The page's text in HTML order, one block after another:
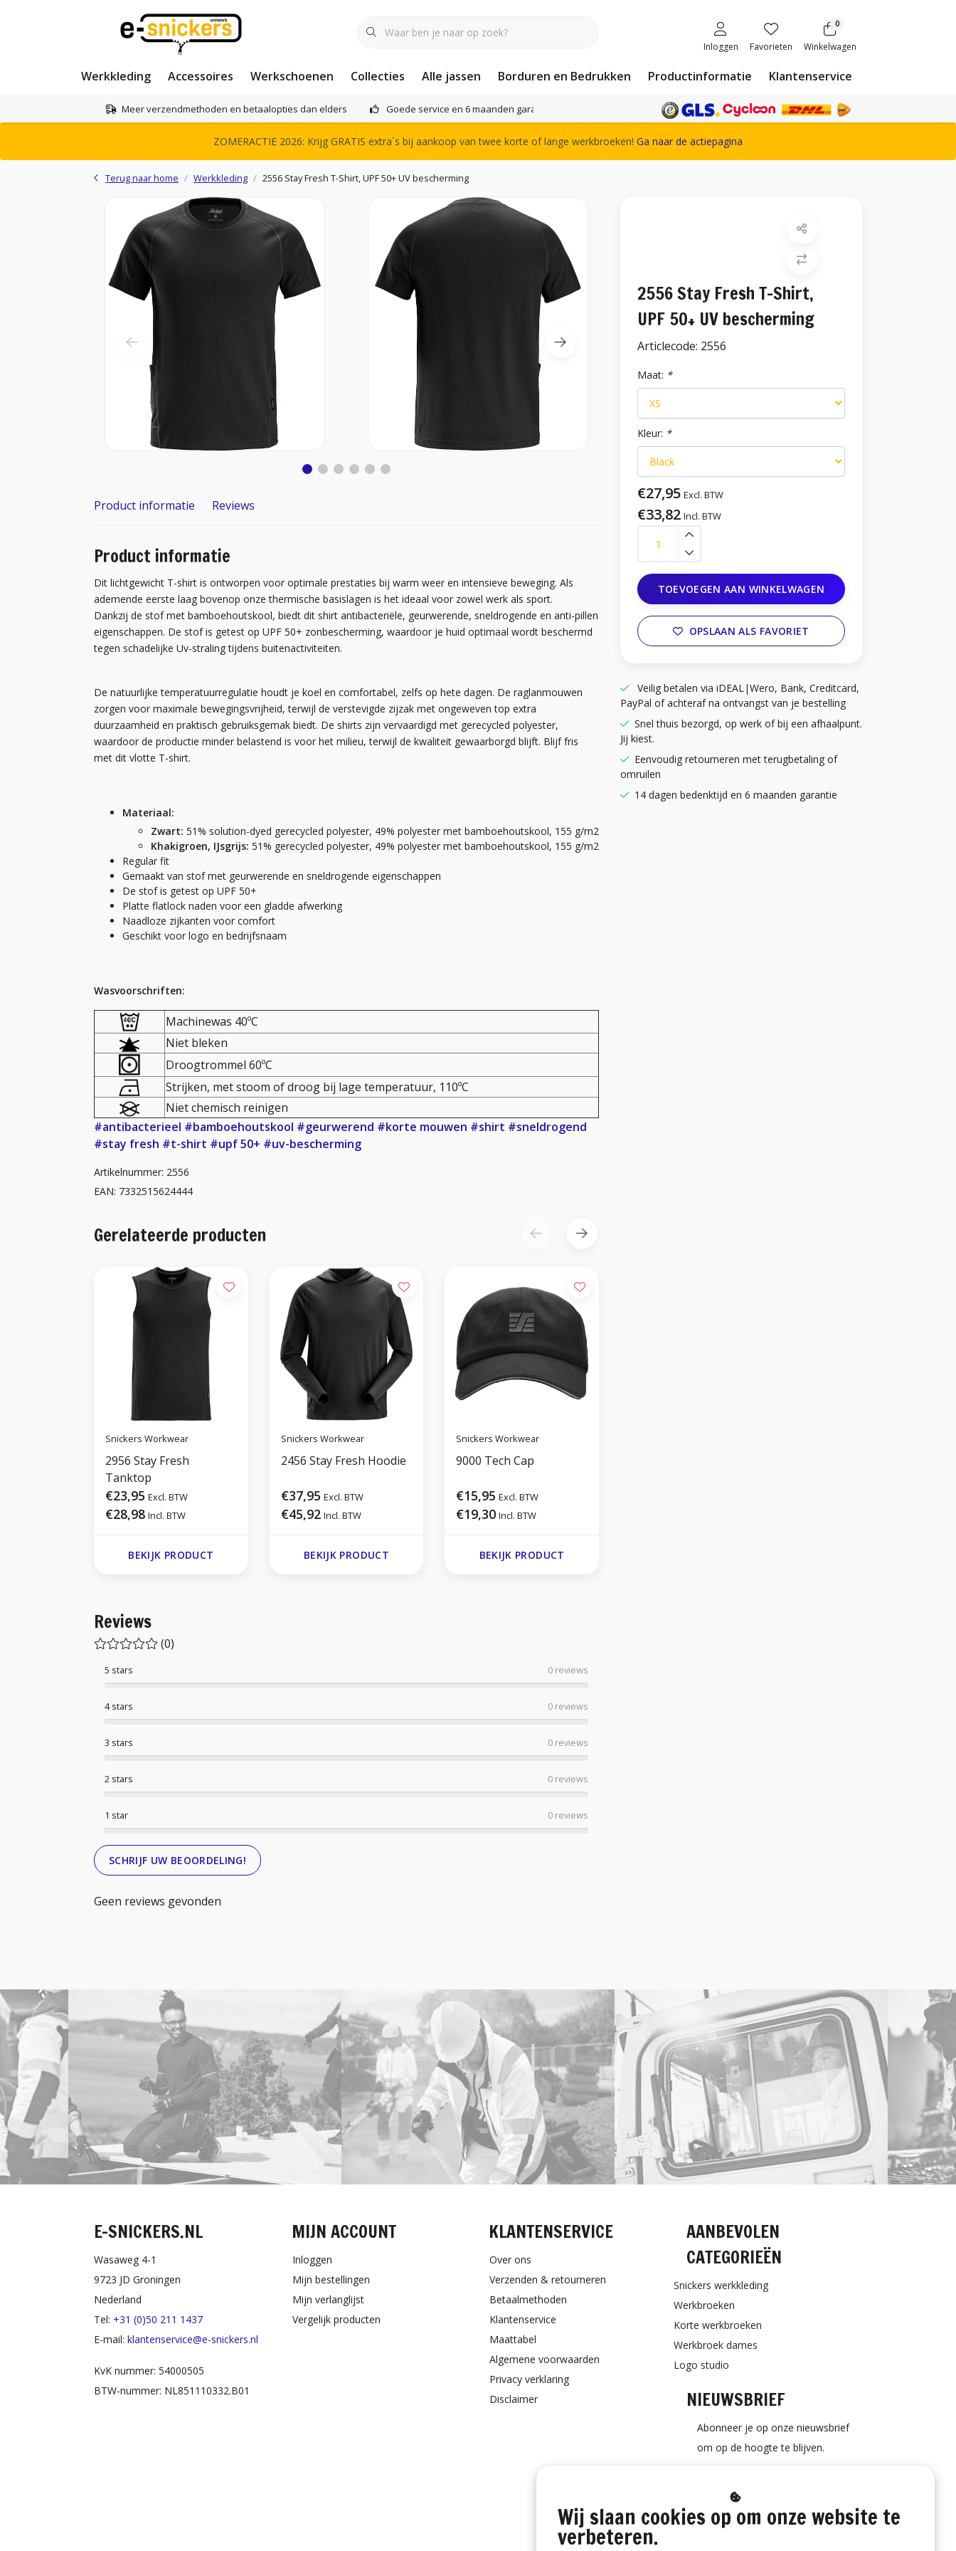
Inloggen Favorieten
0
Winkelwagen
Werkkleding Accessoires Werkschoenen Collecties Alle jassen Borduren en Bedrukken Productinformatie Klantenservice
Meer verzendmethoden en betaalopties dan elders Goede service en 6 maanden garantie Het complete Snickers Workwear assortiment
ZOMERACTIE 2026: Krijg GRATIS extra´s bij aankoop van twee korte of lange werkbroeken! Ga naar de actiepagina
Terug naar home Werkkleding 2556 Stay Fresh T-Shirt, UPF 50+ UV bescherming
2556 Stay Fresh T-Shirt,
UPF 50+ UV bescherming
Articlecode: 2556
Maat: *
Kleur: *
€27,95 Excl. BTW
€33,82 Incl. BTW
TOEVOEGEN AAN WINKELWAGEN
OPSLAAN ALS FAVORIET
Veilig betalen via iDEAL|Wero, Bank, Creditcard,
PayPal of achteraf na ontvangst van je bestelling
Snel thuis bezorgd, op werk of bij een afhaalpunt.
Jij kiest.
Eenvoudig retourneren met terugbetaling of
omruilen
14 dagen bedenktijd en 6 maanden garantie
Product informatie Reviews
Product informatie
Dit lichtgewicht T-shirt is ontworpen voor optimale prestaties bij warm weer en intensieve beweging. Als
ademende eerste laag bovenop onze thermische basislagen is het ideaal voor zowel werk als sport.
Dankzij de stof met bamboehoutskool, biedt dit shirt antibacteriële, geurwerende, sneldrogende en anti-pillen
eigenschappen. De stof is getest op UPF 50+ zonbescherming, waardoor je huid optimaal wordt beschermd
tegen schadelijke Uv-straling tijdens buitenactiviteiten.
De natuurlijke temperatuurregulatie houdt je koel en comfortabel, zelfs op hete dagen. De raglanmouwen
zorgen voor maximale bewegingsvrijheid, terwijl de verstevigde zijzak met ongeweven top extra
duurzaamheid en praktisch gebruiksgemak biedt. De shirts zijn vervaardigd met gerecycled polyester,
waardoor de productie minder belastend is voor het milieu, terwijl de kwaliteit gewaarborgd blijft. Blijf fris
met dit vlotte T-shirt.
Materiaal:
Zwart: 51% solution-dyed gerecycled polyester, 49% polyester met bamboehoutskool, 155 g/m2
Khakigroen, IJsgrijs: 51% gerecycled polyester, 49% polyester met bamboehoutskool, 155 g/m2
Regular fit
Gemaakt van stof met geurwerende en sneldrogende eigenschappen
De stof is getest op UPF 50+
Platte flatlock naden voor een gladde afwerking
Naadloze zijkanten voor comfort
Geschikt voor logo en bedrijfsnaam
Wasvoorschriften:
Machinewas 40ºC
Niet bleken
Droogtrommel 60ºC
Strijken, met stoom of droog bij lage temperatuur, 110ºC
Niet chemisch reinigen
#antibacterieel #bamboehoutskool #geurwerend #korte mouwen #shirt #sneldrogend
#stay fresh #t-shirt #upf 50+ #uv-bescherming
Artikelnummer: 2556
EAN: 7332515624444
Gerelateerde producten
Snickers Workwear
2956 Stay Fresh
Tanktop
€23,95 Excl. BTW
€28,98 Incl. BTW
BEKIJK PRODUCT
Snickers Workwear
2456 Stay Fresh Hoodie
€37,95 Excl. BTW
€45,92 Incl. BTW
BEKIJK PRODUCT
Snickers Workwear
9000 Tech Cap
€15,95 Excl. BTW
€19,30 Incl. BTW
BEKIJK PRODUCT
Reviews
(0)
1 star 0 reviews
2 stars 0 reviews
3 stars 0 reviews
4 stars 0 reviews
5 stars 0 reviews
SCHRIJF UW BEOORDELING!
Geen reviews gevonden
E-SNICKERS.NL
Wasaweg 4-1
9723 JD Groningen
Nederland
Tel: +31 (0)50 211 1437
E-mail: klantenservice@e-snickers.nl
KvK nummer: 54000505
BTW-nummer: NL851110332.B01
MIJN ACCOUNT
Inloggen
Mijn bestellingen
Mijn verlanglijst
Vergelijk producten
KLANTENSERVICE
Over ons
Verzenden & retourneren
Betaalmethoden
Klantenservice
Maattabel
Algemene voorwaarden
Privacy verklaring
Disclaimer
AANBEVOLEN
CATEGORIEËN
Snickers werkkleding
Werkbroeken
Korte werkbroeken
Werkbroek dames
Logo studio
NIEUWSBRIEF
Abonneer je op onze nieuwsbrief
om op de hoogte te blijven.
ABONNEER
Wij slaan cookies op om onze website te
verbeteren.